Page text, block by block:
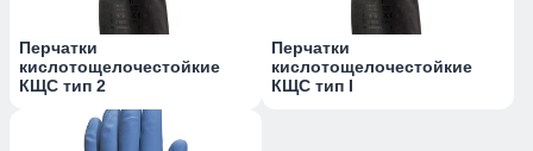
Перчатки
кислотощелочестойкие
КЩС тип 2
Перчатки
кислотощелочестойкие
КЩС тип I